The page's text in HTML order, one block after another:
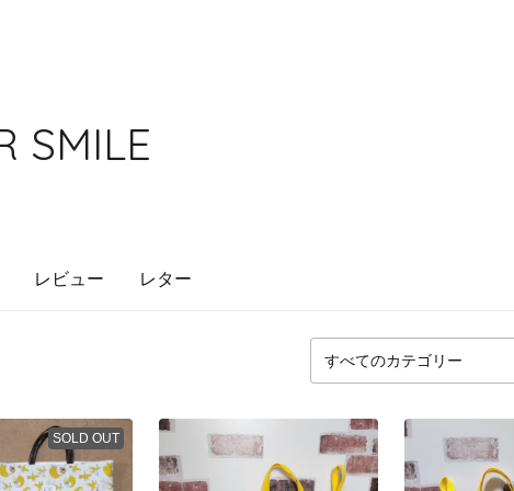
SMILE
レビュー レター
SOLD OUT